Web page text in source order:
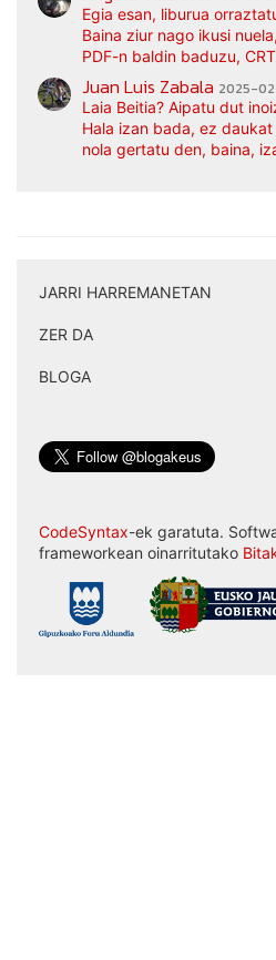
Egia esan, liburua
Baina ziur nago ikusi
PDF-n baldin baduzu,
Juan Luis Zabala 2025-
Laia Beitia? Aipatu dut
Hala izan bada, ez
nola gertatu den, baina,
JARRI HARREMANETAN
ZER DA
BLOGA
CodeSyntax-ek garatuta.
frameworkean oinarritutako